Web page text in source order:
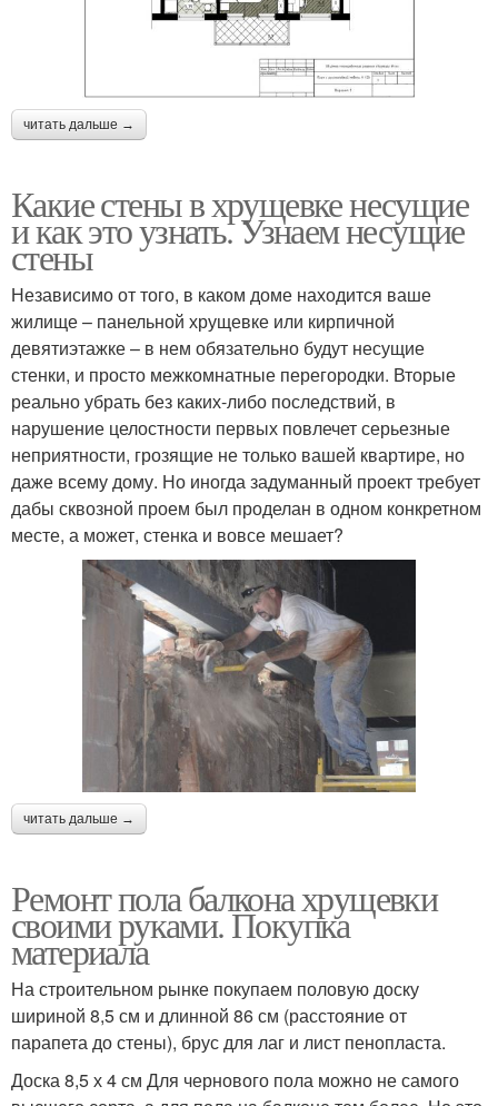
читать дальше →
Какие стены в хрущевке несущие
и как это узнать. Узнаем несущие
стены
Независимо от того, в каком доме находится ваше
жилище – панельной хрущевке или кирпичной
девятиэтажке – в нем обязательно будут несущие
стенки, и просто межкомнатные перегородки. Вторые
реально убрать без каких-либо последствий, в
нарушение целостности первых повлечет серьезные
неприятности, грозящие не только вашей квартире, но
даже всему дому. Но иногда задуманный проект требует
дабы сквозной проем был проделан в одном конкретном
месте, а может, стенка и вовсе мешает?
читать дальше →
Ремонт пола балкона хрущевки
своими руками. Покупка
материала
На строительном рынке покупаем половую доску
шириной 8,5 см и длинной 86 см (расстояние от
парапета до стены), брус для лаг и лист пенопласта.
Доска 8,5 х 4 см Для чернового пола можно не самого